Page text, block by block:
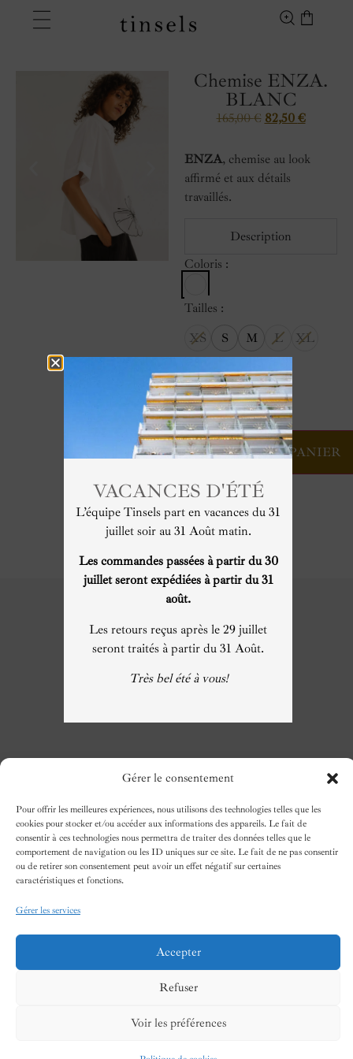
Gérer le consentement
Pour offrir les meilleures expériences, nous utilisons des technologies telles que les
cookies pour stocker et/ou accéder aux informations des appareils. Le fait de
consentir à ces technologies nous permettra de traiter des données telles que le
comportement de navigation ou les ID uniques sur ce site. Le fait de ne pas consentir
ou de retirer son consentement peut avoir un effet négatif sur certaines
caractéristiques et fonctions.
Gérer les services
Accepter
Refuser
Voir les préférences
Chemise ENZA.
BLANC
165,00€ 82,50 €
ENZA, chemise au look
affirmé et aux détails
travaillés.
Description
Coloris :
Tailles
XS
S M L XL
AJOUTER AU PANIER
Maison française.
NOUS CONTACTER
Téléphone: 04.74.72.60.79
Email: shop@tinsels.fr
À propos
VACANCES D'ÉTÉ
L’équipe Tinsels part en vacances du 31
juillet soir au 31 Août matin.
Les commandes passées à partir du 30
juillet seront expédiées à partir du 31
août.
Les retours reçus après le 29 juillet
seront traités à partir du 31 Août.
Très bel été à vous!